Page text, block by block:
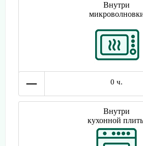
Внутри
– 0 ч.
Внутри
кухонной